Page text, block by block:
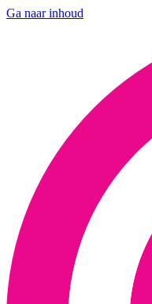
Ga naar inhoud